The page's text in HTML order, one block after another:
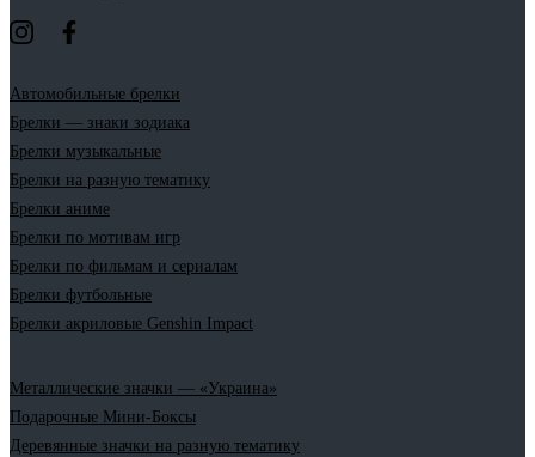
Автомобильные брелки
Брелки — знаки зодиака
Брелки музыкальные
Брелки на разную тематику
Брелки аниме
Брелки по мотивам игр
Брелки по фильмам и сериалам
Брелки футбольные
Брелки акриловые Genshin Impact
Металлические значки — «Украина»
Подарочные Мини-Боксы
Деревянные значки на разную тематику